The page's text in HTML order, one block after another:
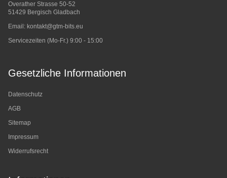
Overather Strasse 50-52
51429 Bergisch Gladbach
Email: kontakt@gtm-bits.eu
Servicezeiten (Mo-Fr.) 9:00 - 15:00
Gesetzliche Informationen
Datenschutz
AGB
Sitemap
Impressum
Widerrufsrecht